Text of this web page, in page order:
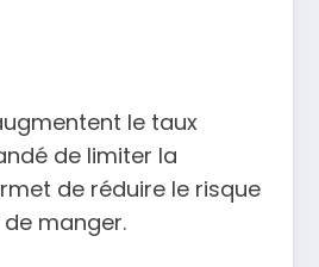
le taux
de limiter la
de réduire le risque
manger.